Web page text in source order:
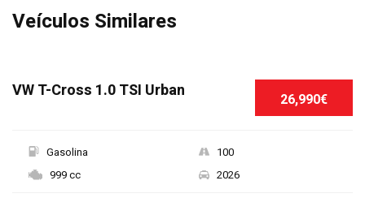
Veículos Similares
26,990€
VW T-Cross 1.0 TSI Urban
Gasolina
100
999 cc
2026